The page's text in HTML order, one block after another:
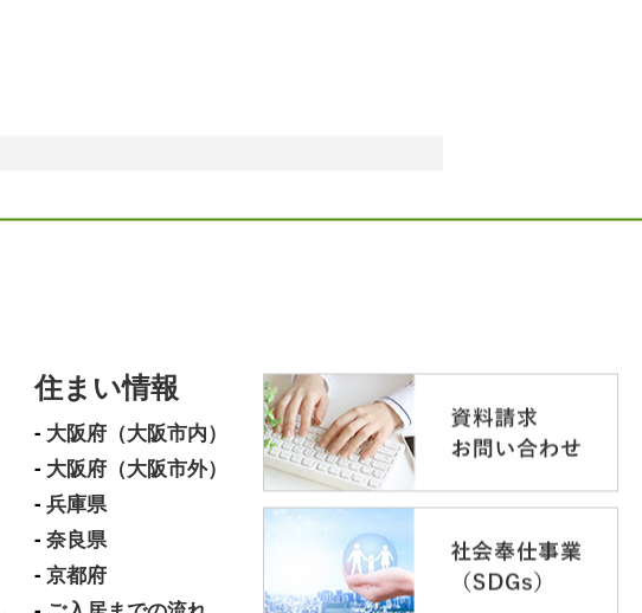
住まい情報
大阪府（大阪市内）
大阪府（大阪市外）
兵庫県
奈良県
京都府